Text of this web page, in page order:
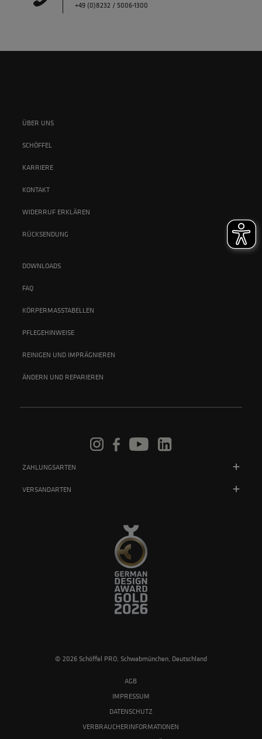
+49 (0)8232 / 5006-1300
ÜBER UNS
SCHÖFFEL
KARRIERE
KONTAKT
WIDERRUF ERKLÄREN
RÜCKSENDUNG
DOWNLOADS
FAQ
KÖRPERMASSTABELLEN
PFLEGEHINWEISE
REINIGEN UND IMPRÄGNIEREN
ÄNDERN UND REPARIEREN
ZAHLUNGSARTEN
VERSANDARTEN
© 2026 Schöffel PRO, Schwabmünchen, Deutschland
AGB
IMPRESSUM
DATENSCHUTZ
VERBRAUCHERINFORMATIONEN